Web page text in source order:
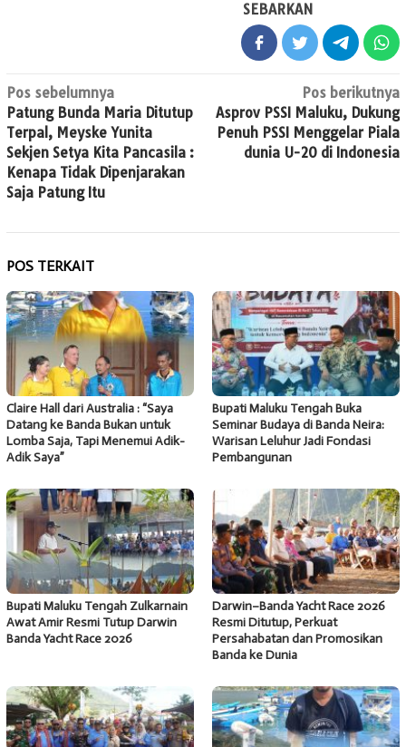
SEBARKAN
Navigasi
pos
Pos sebelumnya
Patung Bunda Maria Ditutup
Terpal, Meyske Yunita
Sekjen Setya Kita Pancasila :
Kenapa Tidak Dipenjarakan
Saja Patung Itu
Pos berikutnya
Asprov PSSI Maluku, Dukung
Penuh PSSI Menggelar Piala
dunia U-20 di Indonesia
POS TERKAIT
Claire Hall dari Australia : “Saya
Datang ke Banda Bukan untuk
Lomba Saja, Tapi Menemui Adik-
Adik Saya”
Bupati Maluku Tengah Buka
Seminar Budaya di Banda Neira:
Warisan Leluhur Jadi Fondasi
Pembangunan
Bupati Maluku Tengah Zulkarnain
Awat Amir Resmi Tutup Darwin
Banda Yacht Race 2026
Darwin–Banda Yacht Race 2026
Resmi Ditutup, Perkuat
Persahabatan dan Promosikan
Banda ke Dunia